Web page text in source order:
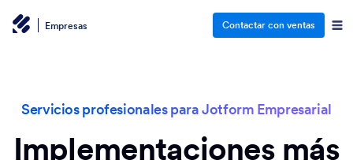
Empresas Contactar con ventas
Servicios profesionales para Jotform Empresarial
Implementaciones más